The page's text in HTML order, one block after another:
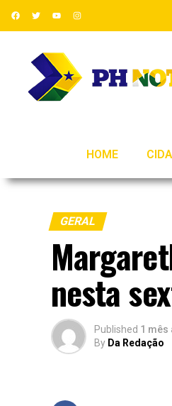
HOME
GERAL
nesta
Published 1 mês
By Da Redação